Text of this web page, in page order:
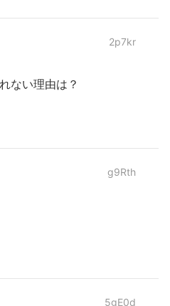
2p7kr
ない理由は？
g9Rth
5gE0d